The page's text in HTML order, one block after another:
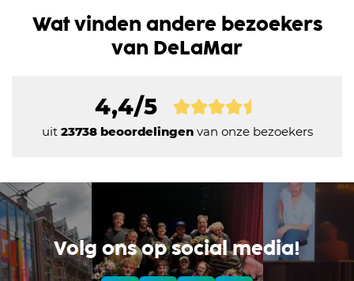
Wat vinden andere bezoekers
van DeLaMar
4,4/5
uit 23738 beoordelingenvan onze bezoekers
Volg ons op social media!